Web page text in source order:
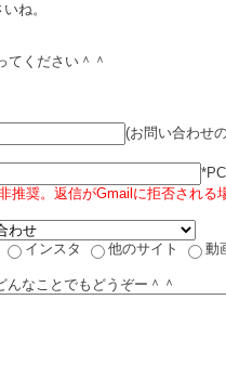
ね。
てください＾＾
(お問い合わせ
推奨。返信がGmailに拒否される
インスタ 他のサイト 動
んなことでもどうぞー＾＾